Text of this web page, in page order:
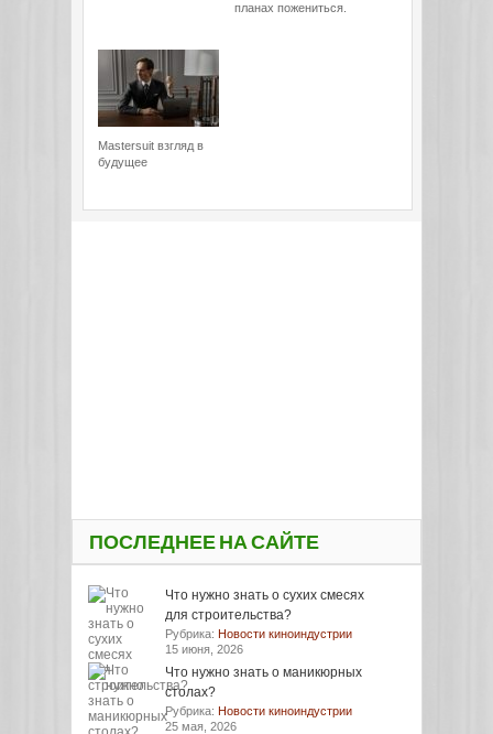
планах пожениться.
Mastersuit взгляд в
будущее
ПОСЛЕДНЕЕ НА САЙТЕ
Что нужно знать о сухих смесях
для строительства?
Рубрика: Новости киноиндустрии
15 июня, 2026
Что нужно знать о маникюрных
столах?
Рубрика: Новости киноиндустрии
25 мая, 2026